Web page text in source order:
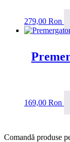
279,00 Ron
169,00 Ron
Comandă produse